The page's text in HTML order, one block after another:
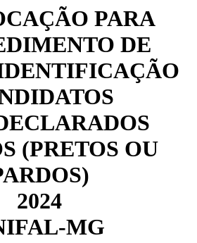
PARA
DE
(PRETOS OU
2024
MG